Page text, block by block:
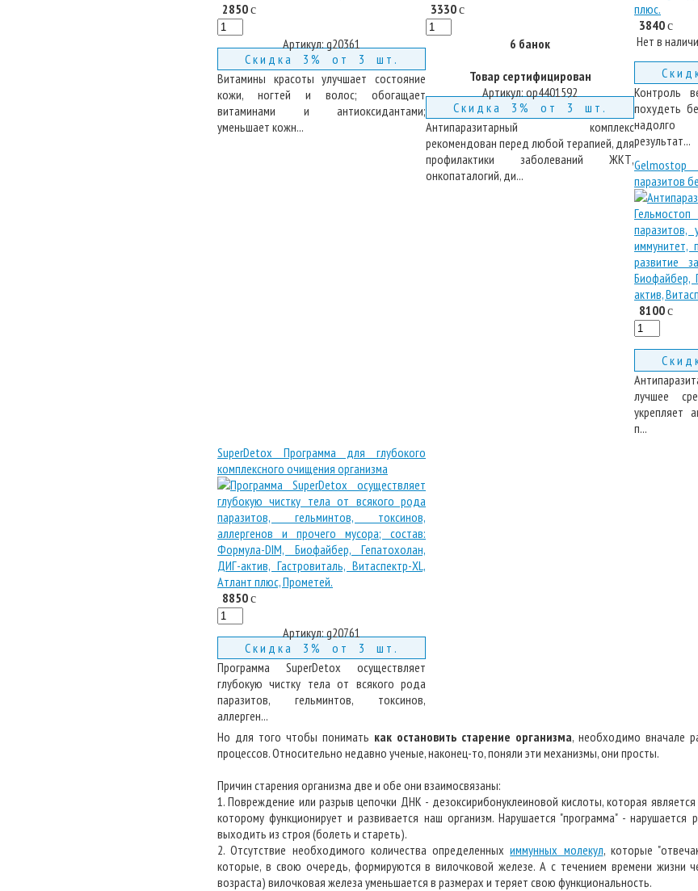
2850c
Артикул: g20361
Скидка 3% от 3 шт.
Витамины красоты улучшает состояние
кожи, ногтей и волос; обогащает
витаминами и антиоксидантами;
уменьшает кожн...
3330c
6 банок
Товар сертифицирован
Артикул: op4401592
Скидка 3% от 3 шт.
Антипаразитарный комплекс
рекомендован перед любой терапией, для
профилактики заболеваний ЖКТ,
онкопаталогий, ди...
3840c
Нет в
Контроль
похудеть
надолго
результат...
Gelmostop
паразитов
8100c
лучшее
укрепляет
п...
SuperDetox Программа для глубокого
комплексного очищения организма
8850c
Артикул: g20761
Скидка 3% от 3 шт.
Программа SuperDetox осуществляет
глубокую чистку тела от всякого рода
паразитов, гельминтов, токсинов,
аллерген...
Но для того чтобы понимать как остановить старение организма, необходимо вначале
процессов. Относительно недавно ученые, наконец-то, поняли эти механизмы, они просты.
Причин старения организма две и обе они взаимосвязаны:
1. Повреждение или разрыв цепочки ДНК - дезоксирибонуклеиновой кислоты, которая
которому функционирует и развивается наш организм. Нарушается "программа" - нарушается
выходить из строя (болеть и стареть).
2. Отсутствие необходимого количества определенныхиммунных молекул, которые
которые, в свою очередь, формируются в вилочковой железе. А с течением времени жизни
возраста) вилочковая железа уменьшается в размерах и теряет свою функциональность.